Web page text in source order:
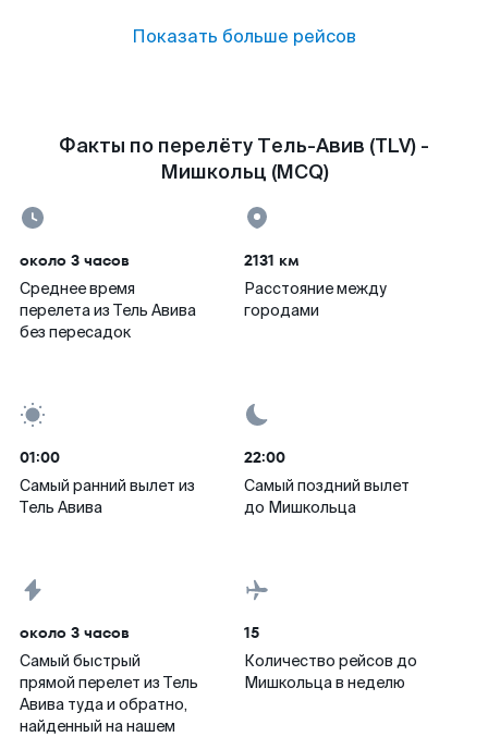
Показать больше рейсов
Факты по перелёту Тель-Авив (TLV) -
Мишкольц (MCQ)
около 3 часов
Среднее время
перелета из Тель Авива
без пересадок
2131 км
Расстояние между
городами
01:00
Самый ранний вылет из
Тель Авива
22:00
Самый поздний вылет
до Мишкольца
около 3 часов
Самый быстрый
прямой перелет из Тель
Авива туда и обратно,
найденный на нашем
15
Количество рейсов до
Мишкольца в неделю